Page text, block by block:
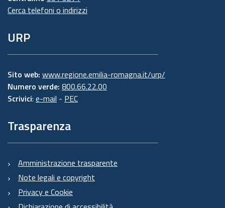
Cerca telefoni o indirizzi
URP
Sito web: www.regione.emilia-romagna.it/urp/
Numero verde: 800.66.22.00
Scrivici: e-mail - PEC
Trasparenza
Amministrazione trasparente
Note legali e copyright
Privacy e Cookie